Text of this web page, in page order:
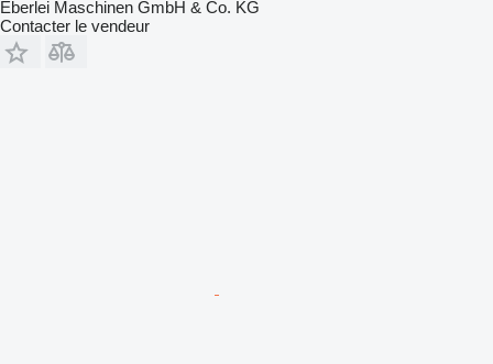
Eberlei Maschinen GmbH & Co. KG
Contacter le vendeur